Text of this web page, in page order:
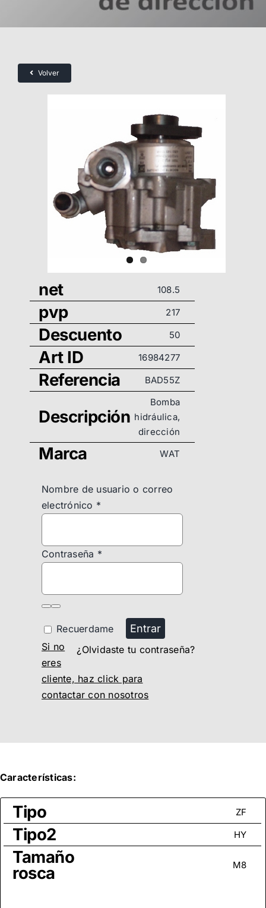
Volver
net 108.5
pvp 217
Descuento 50
Art ID 16984277
Referencia BAD55Z
Descripción
Bomba
hidráulica,
dirección
Marca WAT
Nombre de usuario o correo
electrónico *
Contraseña *
Recuerdame Entrar
¿Olvidaste tu contraseña?
Si no
eres
cliente, haz click para
contactar con nosotros
Características:
Tipo ZF
Tipo2 HY
Tamaño
rosca M8